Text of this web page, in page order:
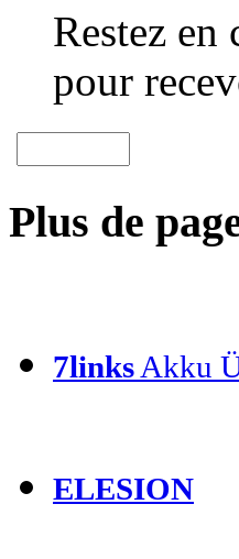
Restez en
pour
Plus de
7links Akku
ELESION